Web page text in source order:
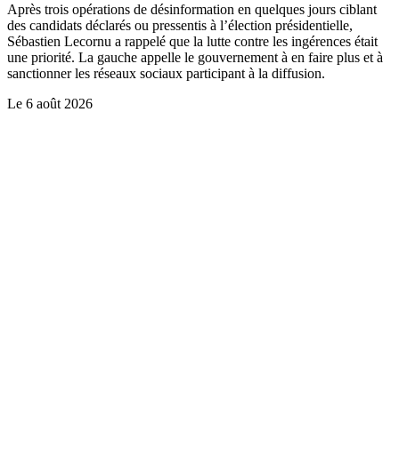
Après trois opérations de désinformation en quelques jours ciblant
des candidats déclarés ou pressentis à l’élection présidentielle,
Sébastien Lecornu a rappelé que la lutte contre les ingérences était
une priorité. La gauche appelle le gouvernement à en faire plus et à
sanctionner les réseaux sociaux participant à la diffusion.
Le 6 août 2026